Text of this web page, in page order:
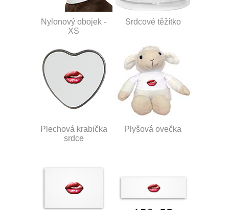
Nylonový obojek -
XS
Srdcové těžítko
Plechová krabička
srdce
Plyšová ovečka